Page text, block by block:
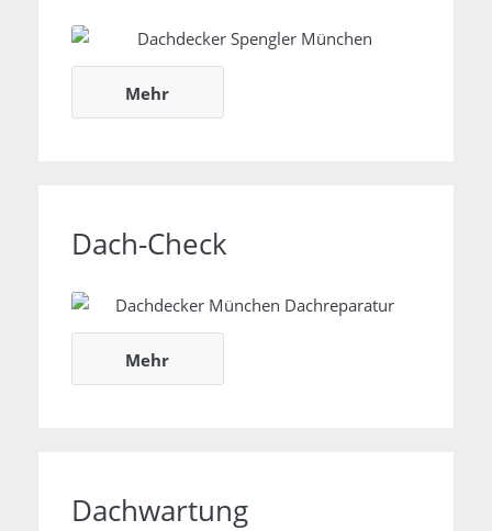
Reparaturarbeiten
Mehr
Dach-Check
Dach-Check
Mehr
Dachwartung